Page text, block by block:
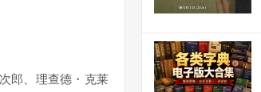
郎、理查德・克莱